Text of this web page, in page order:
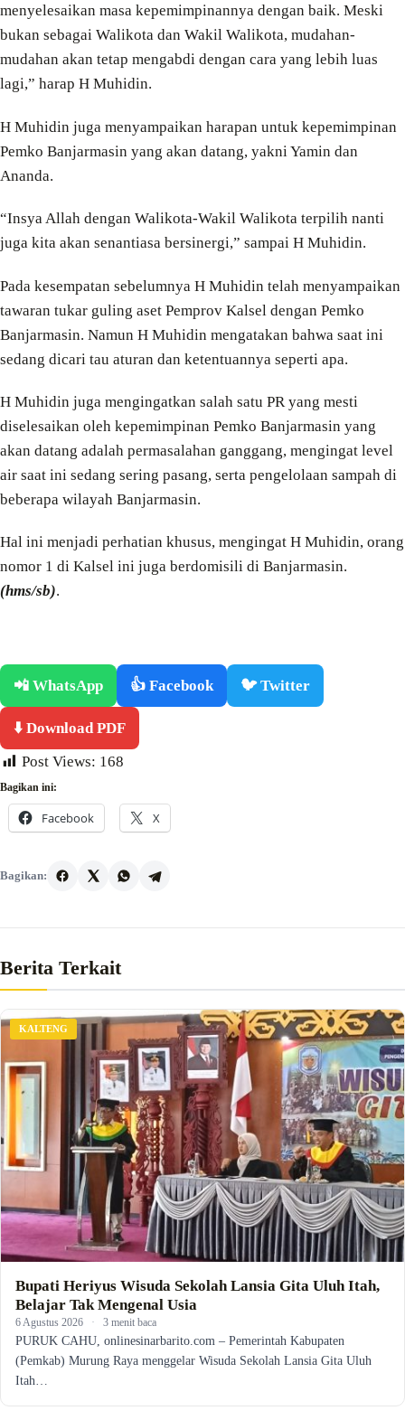
menyelesaikan masa kepemimpinannya dengan baik. Meski
bukan sebagai Walikota dan Wakil Walikota, mudahan-
mudahan akan tetap mengabdi dengan cara yang lebih luas
lagi,” harap H Muhidin.
H Muhidin juga menyampaikan harapan untuk kepemimpinan
Pemko Banjarmasin yang akan datang, yakni Yamin dan
Ananda.
“Insya Allah dengan Walikota-Wakil Walikota terpilih nanti
juga kita akan senantiasa bersinergi,” sampai H Muhidin.
Pada kesempatan sebelumnya H Muhidin telah menyampaikan
tawaran tukar guling aset Pemprov Kalsel dengan Pemko
Banjarmasin. Namun H Muhidin mengatakan bahwa saat ini
sedang dicari tau aturan dan ketentuannya seperti apa.
H Muhidin juga mengingatkan salah satu PR yang mesti
diselesaikan oleh kepemimpinan Pemko Banjarmasin yang
akan datang adalah permasalahan ganggang, mengingat level
air saat ini sedang sering pasang, serta pengelolaan sampah di
beberapa wilayah Banjarmasin.
Hal ini menjadi perhatian khusus, mengingat H Muhidin, orang
nomor 1 di Kalsel ini juga berdomisili di Banjarmasin.
(hms/sb).
📲 WhatsApp 👍 Facebook 🐦 Twitter
⬇️ Download PDF
Post Views: 168
Bagikan ini:
Facebook X
Bagikan:
Berita Terkait
KALTENG
Bupati Heriyus Wisuda Sekolah Lansia Gita Uluh Itah,
Belajar Tak Mengenal Usia
6 Agustus 2026 · 3 menit baca
PURUK CAHU, onlinesinarbarito.com – Pemerintah Kabupaten
(Pemkab) Murung Raya menggelar Wisuda Sekolah Lansia Gita Uluh
Itah…